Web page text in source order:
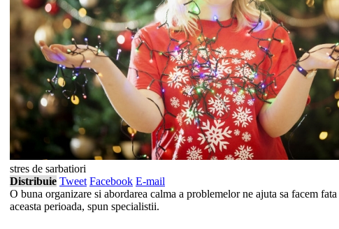
stres de sarbatiori
Distribuie Tweet Facebook E-mail
O buna organizare si abordarea calma a problemelor ne ajuta sa facem
aceasta perioada, spun specialistii.